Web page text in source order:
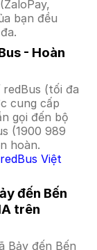
bạn đều
- Hoàn
(tối đa
cung cấp
gọi đến bộ
(1900 989
hoàn.
Việt
đến Bến
trên
Bảy đến Bến